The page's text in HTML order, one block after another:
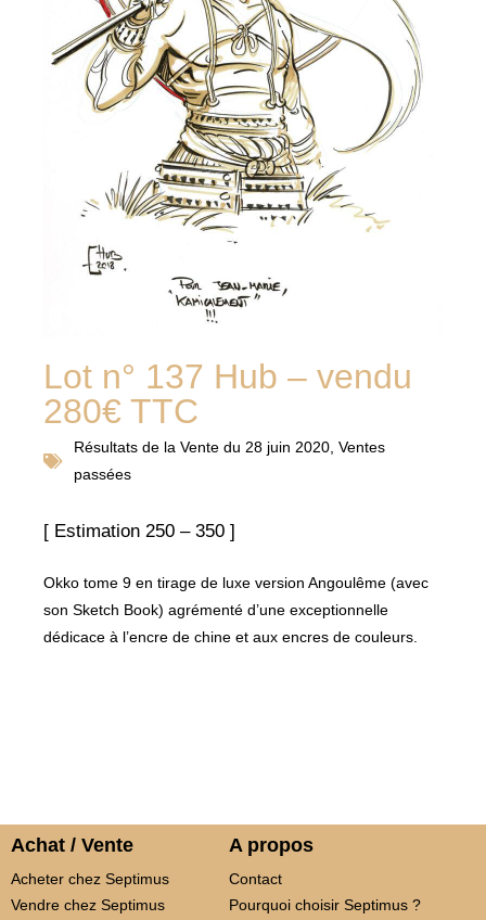
Lot n° 137 Hub – vendu
280€ TTC
Résultats de la Vente du 28 juin 2020 Ventes
passées
[ Estimation 250 – 350 ]
Okko tome 9 en tirage de luxe version Angoulême (avec
son Sketch Book) agrémenté d’une exceptionnelle
dédicace à l’encre de chine et aux encres de couleurs.
Achat / Vente
Acheter chez Septimus
Vendre chez Septimus
A propos
Contact
Pourquoi choisir Septimus ?